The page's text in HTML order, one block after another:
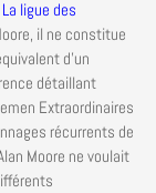
La ligue des
il ne constitue
d’un
détaillant
Extraordinaires
récurrents de
Moore ne voulait